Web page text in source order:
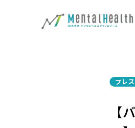
プレ
【